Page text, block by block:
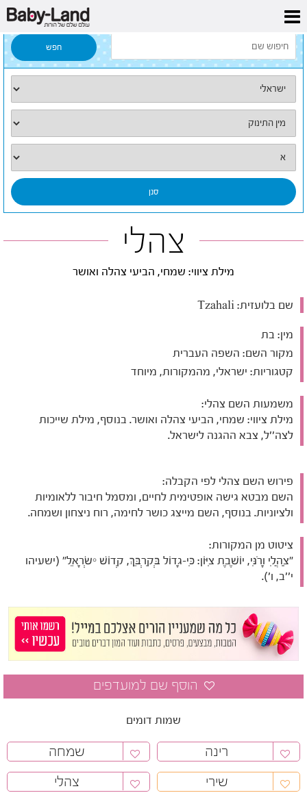
דף הבית
צהלי
מילת ציווי: שמחי, הביעי צהלה ואושר
שם בלועזית:
מין: בת
מקור השם: השפה העברית
קטגוריות: ישראלי, מהמקורות, מיוחד
משמעות השם צהלי:
מילת ציווי: שמחי, הביעי צהלה ואושר. בנוסף, מילת שייכות
לצה''ל, צבא ההגנה לישראל.
פירוש השם צהלי לפי הקבלה:
השם מבטא גישה אופטימית לחיים, ומסמל חיבור ללאומיות
ולציוניות. בנוסף, השם מייצג כושר לחימה, רוח ניצחון ושמחה.
ציטוט מן המקורות:
"צַהֲלִי וָרֹנִּי, יוֹשֶׁבֶת צִיּוֹן: כִּי-גָדוֹל בְּקִרְבֵּךְ, קְדוֹשׁ יִשְׂרָאֵל" (ישעיהו
י''ב, ו').
שמות דומים
רינה
שמחה
שירי
צהלי